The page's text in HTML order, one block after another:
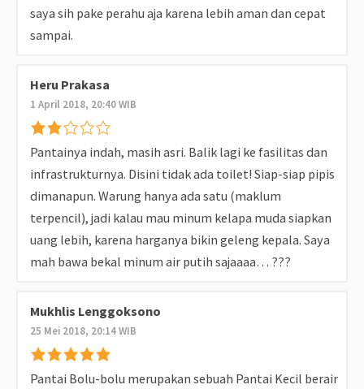
saya sih pake perahu aja karena lebih aman dan cepat
sampai.
Heru Prakasa
1 April 2018, 20:40 WIB
Pantainya indah, masih asri. Balik lagi ke fasilitas dan
infrastrukturnya. Disini tidak ada toilet! Siap-siap pipis
dimanapun. Warung hanya ada satu (maklum
terpencil), jadi kalau mau minum kelapa muda siapkan
uang lebih, karena harganya bikin geleng kepala. Saya
mah bawa bekal minum air putih sajaaaa… ???
Mukhlis Lenggoksono
25 Mei 2018, 20:14 WIB
Pantai Bolu-bolu merupakan sebuah Pantai Kecil berair